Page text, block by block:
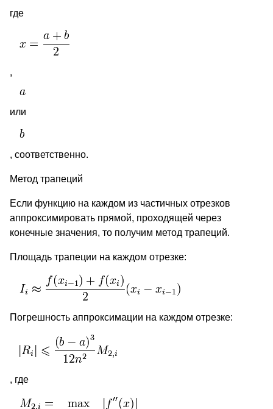
где
,
или
, соответственно.
Метод трапеций
Если функцию на каждом из частичных отрезков
аппроксимировать прямой, проходящей через
конечные значения, то получим метод трапеций.
Площадь трапеции на каждом отрезке:
Погрешность аппроксимации на каждом отрезке:
, где